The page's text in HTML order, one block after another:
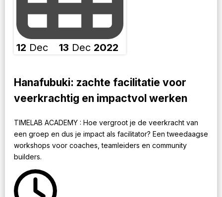
12 Dec 13 Dec 2022
Hanafubuki: zachte facilitatie voor
veerkrachtig en impactvol werken
TIMELAB ACADEMY : Hoe vergroot je de veerkracht van
een groep en dus je impact als facilitator? Een tweedaagse
workshops voor coaches, teamleiders en community
builders.